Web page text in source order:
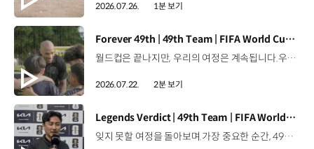
2026.07.26. 1분 보기
[동영상]
Forever 49th | 49th Team | FIFA World Cup 2026™
월드컵은 끝나지만, 우리의 여정은 계속됩니다.우리는 영원한 49번째 팀입니다. 자세히 보기 ▶ #Kia #InspirationConnectsUsAll #49thTeam #OMBC #FIFAWorldCup2026 유튜브 쇼츠 보기 >
2026.07.22. 2분 보기
[동영상]
Legends Verdict | 49th Team | FIFA World Cup 2026™
잊지 못할 여정을 돌아보며.가장 중요한 순간, 49번째 팀이 공을 건네며 완벽하게 임무를 해낸 그 순간을 함께 돌아봅니다. 자세히 보기 ▶ #Kia #InspirationConnectsUsAll #49thTeam #OMBC #FIFAWorldCup2026 유튜브 쇼츠 보기 >